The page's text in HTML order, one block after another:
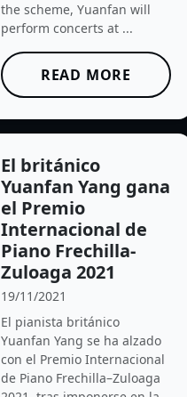
the scheme, Yuanfan will
perform concerts at ...
READ MORE
El británico
Yuanfan Yang gana
el Premio
Internacional de
Piano Frechilla-
Zuloaga 2021
19/11/2021
El pianista británico
Yuanfan Yang se ha alzado
con el Premio Internacional
de Piano Frechilla–Zuloaga